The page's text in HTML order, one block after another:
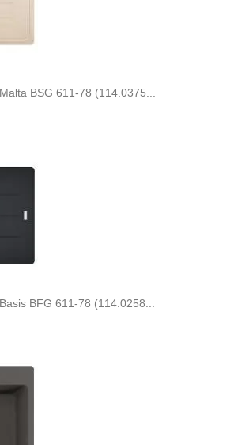
BSG 611-78 (114.0375...
BFG 611-78 (114.0258...